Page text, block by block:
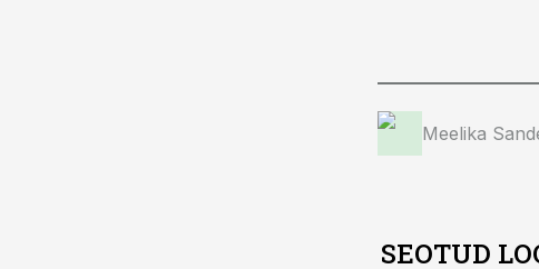
Meelika
SEOTUD